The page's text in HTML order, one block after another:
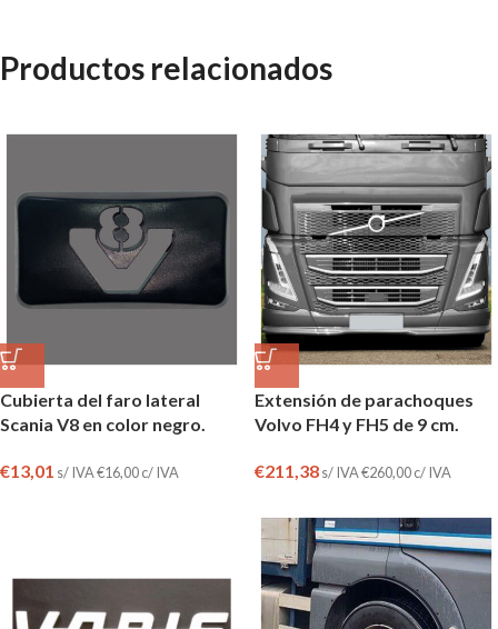
Productos relacionados
Cubierta del faro lateral
Scania V8 en color negro.
€13,01 s/ IVA€16,00c/ IVA
Extensión de parachoques
Volvo FH4 y FH5 de 9 cm.
€211,38s/ IVA€260,00c/ IVA